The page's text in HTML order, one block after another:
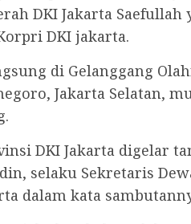
DKI Jakarta Saefullah
DKI jakarta.
di Gelanggang
Jakarta Selatan,
DKI Jakarta digelar
selaku Sekretaris
dalam kata